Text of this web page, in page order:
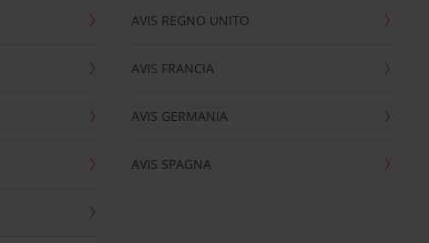
AVIS REGNO UNITO
AVIS FRANCIA
AVIS GERMANIA
AVIS SPAGNA